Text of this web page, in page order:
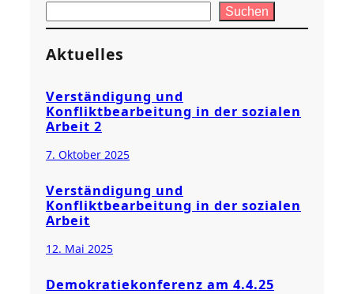
Suchen
Aktuelles
Verständigung und
Konfliktbearbeitung in der sozialen
Arbeit 2
7. Oktober 2025
Verständigung und
Konfliktbearbeitung in der sozialen
Arbeit
12. Mai 2025
Demokratiekonferenz am 4.4.25